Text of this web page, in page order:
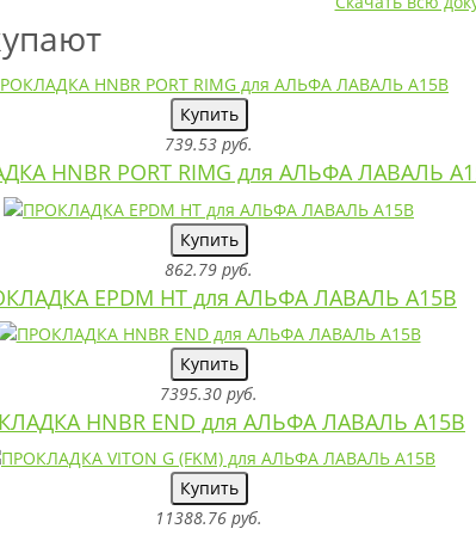
Купить
739.53 руб.
HNBR PORT RIMG для АЛЬФА ЛАВАЛЬ
Купить
862.79 руб.
EPDM HT для АЛЬФА ЛАВАЛЬ A15B
Купить
7395.30 руб.
HNBR END для АЛЬФА ЛАВАЛЬ A15B
Купить
11388.76 руб.